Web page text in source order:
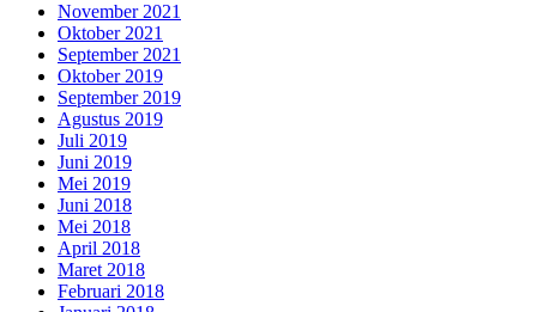
November 2021
Oktober 2021
September 2021
Oktober 2019
September 2019
Agustus 2019
Juli 2019
Juni 2019
Mei 2019
Juni 2018
Mei 2018
April 2018
Maret 2018
Februari 2018